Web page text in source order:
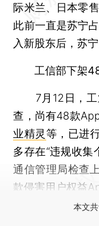
际米兰、日本零
此前一直是苏宁
入新股东后，苏
工信部下架
7月12日，工
查，尚有48款
业精灵等，已进
多存在“违规收集
通信管理局检查
款侵害用户权益
本文